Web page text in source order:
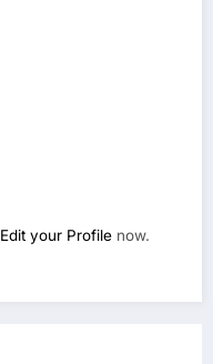
Edit your Profile now.